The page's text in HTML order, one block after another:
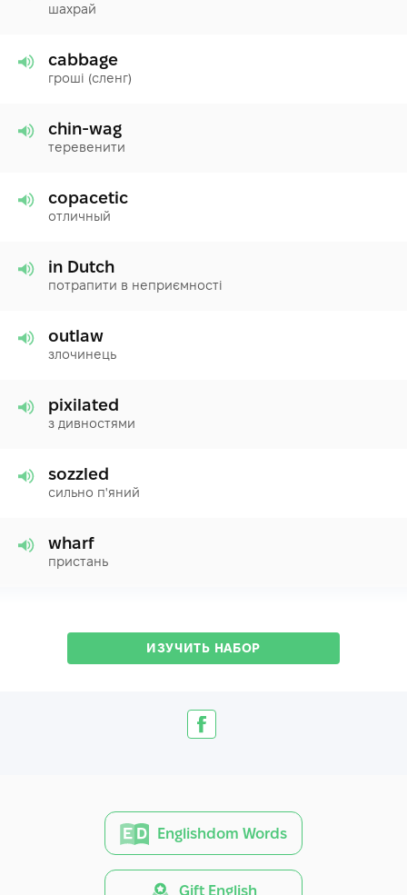
шахрай
cabbage
гроші (сленг)
chin-wag
теревенити
copacetic
отличный
in Dutch
потрапити в неприємності
outlaw
злочинець
pixilated
з дивностями
sozzled
сильно п'яний
wharf
пристань
ИЗУЧИТЬ НАБОР
Englishdom Words
Gift English